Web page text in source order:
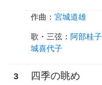
作曲： 宮城道雄
歌・三弦 ： 阿部桂子
城喜代子
3 四季の眺め